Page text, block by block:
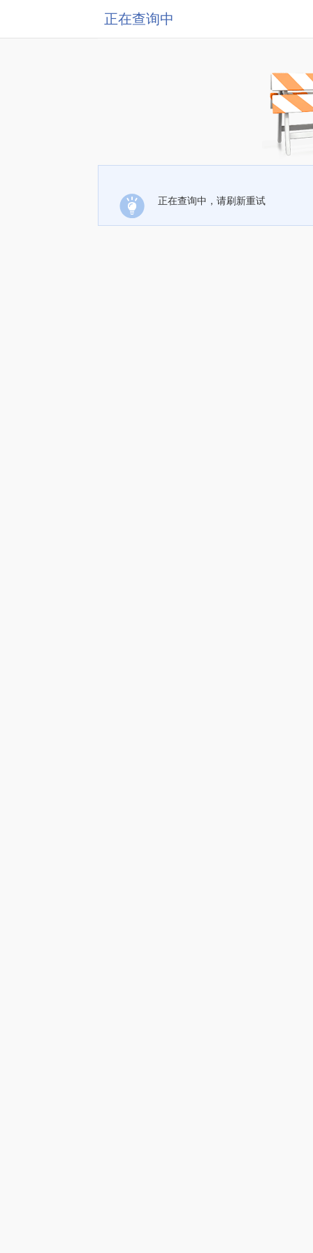
正在查询中
正在查询中，请刷新重试